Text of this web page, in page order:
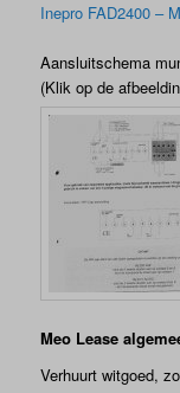
Inepro FAD2400 –
Aansluitschema
(Klik op de
Meo Lease
Verhuurt witgoed,